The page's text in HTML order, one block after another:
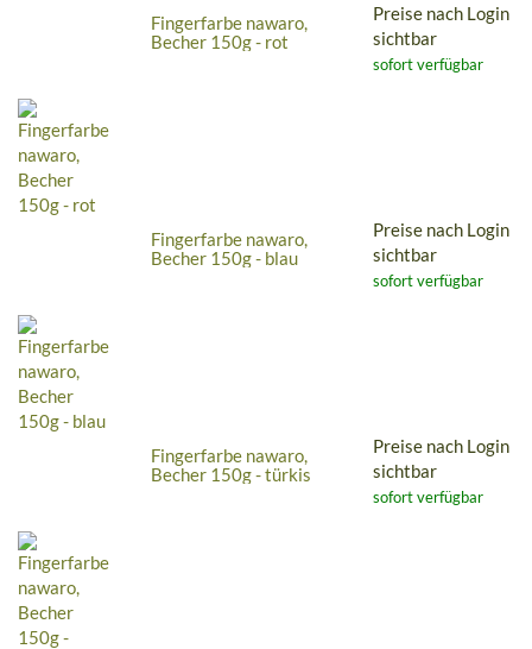
Fingerfarbe nawaro,
Becher 150g - rot
Preise nach Login
sichtbar
sofort verfügbar
Fingerfarbe nawaro,
Becher 150g - blau
Preise nach Login
sichtbar
sofort verfügbar
Fingerfarbe nawaro,
Becher 150g - türkis
Preise nach Login
sichtbar
sofort verfügbar